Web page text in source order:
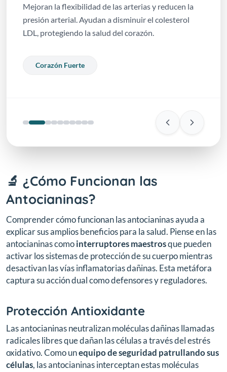
Mejoran la flexibilidad de las arterias y reducen la
presión arterial. Ayudan a disminuir el colesterol
LDL, protegiendo la salud del corazón.
Corazón Fuerte
🔬 ¿Cómo Funcionan las
Antocianinas?
Comprender cómo funcionan las antocianinas ayuda a
explicar sus amplios beneficios para la salud. Piense en las
antocianinas comointerruptores maestrosque pueden
activar los sistemas de protección de su cuerpo mientras
desactivan las vías inflamatorias dañinas. Esta metáfora
captura su acción dual como defensores y reguladores.
Protección Antioxidante
Las antocianinas neutralizan moléculas dañinas llamadas
radicales libres que dañan las células a través del estrés
oxidativo. Como unequipo de seguridad patrullando sus
células, las antocianinas interceptan estas moléculas